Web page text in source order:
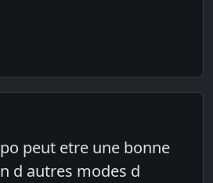
peut etre une bonne
d autres modes d